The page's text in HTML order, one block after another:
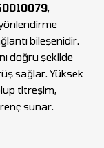
,
bileşenidir.
doğru şekilde
sağlar. Yüksek
titreşim,
sunar.